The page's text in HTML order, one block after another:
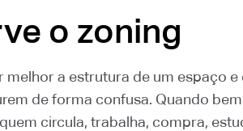
o zoning
melhor a estrutura de um espaço e
de forma confusa. Quando
circula, trabalha, compra,